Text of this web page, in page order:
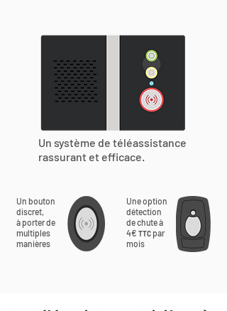
Un système de téléassistance
rassurant et efficace.
Un bouton
discret,
à porter de
multiples
manières
Une option
détection
de chute à
4€ TTC par
mois